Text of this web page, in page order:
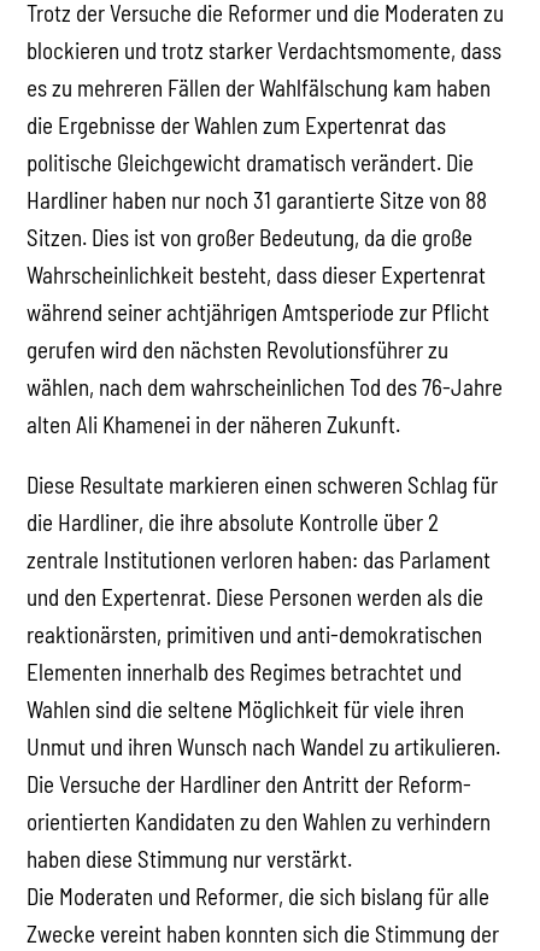
Trotz der Versuche die Reformer und die Moderaten zu
blockieren und trotz starker Verdachtsmomente, dass
es zu mehreren Fällen der Wahlfälschung kam haben
die Ergebnisse der Wahlen zum Expertenrat das
politische Gleichgewicht dramatisch verändert. Die
Hardliner haben nur noch 31 garantierte Sitze von 88
Sitzen. Dies ist von großer Bedeutung, da die große
Wahrscheinlichkeit besteht, dass dieser Expertenrat
während seiner achtjährigen Amtsperiode zur Pflicht
gerufen wird den nächsten Revolutionsführer zu
wählen, nach dem wahrscheinlichen Tod des 76-Jahre
alten Ali Khamenei in der näheren Zukunft.
Diese Resultate markieren einen schweren Schlag für
die Hardliner, die ihre absolute Kontrolle über 2
zentrale Institutionen verloren haben: das Parlament
und den Expertenrat. Diese Personen werden als die
reaktionärsten, primitiven und anti-demokratischen
Elementen innerhalb des Regimes betrachtet und
Wahlen sind die seltene Möglichkeit für viele ihren
Unmut und ihren Wunsch nach Wandel zu artikulieren.
Die Versuche der Hardliner den Antritt der Reform-
orientierten Kandidaten zu den Wahlen zu verhindern
haben diese Stimmung nur verstärkt.
Die Moderaten und Reformer, die sich bislang für alle
Zwecke vereint haben konnten sich die Stimmung der